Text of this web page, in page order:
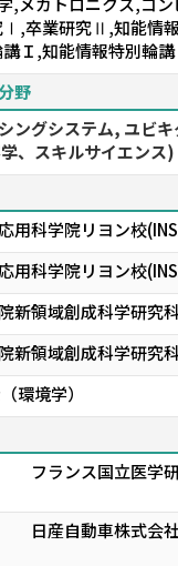
卒業研究Ⅱ,知能情報
Ｉ,知能情報特別輪講
野
ングシステム, ユビ
、スキルサイエンス)
用科学院リヨン校
用科学院リヨン校
新領域創成科学研究
新領域創成科学研究
環境学）
フランス国立医学
日産自動車株式会